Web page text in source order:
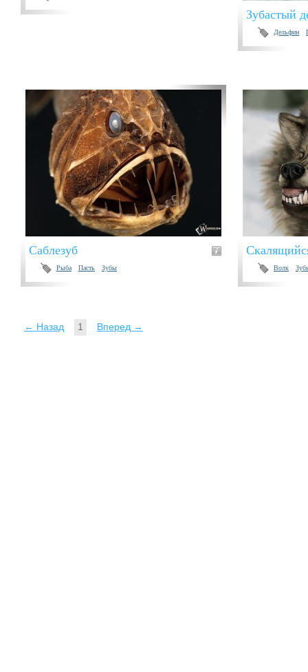
Зубастый
Дельфин
Саблезуб
Рыба Пасть Зубы Волк
← Назад 1 Вперед →